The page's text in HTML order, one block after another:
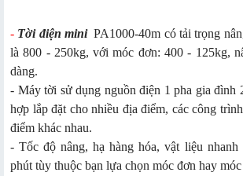
- Tời điện miniPA1000-40m có tải trọng
là 800 - 250kg, với móc đơn: 400 - 125kg,
dàng.
- Máy tời sử dụng nguồn điện 1 pha gia đình
hợp lắp đặt cho nhiều địa điểm, các công
điểm khác nhau.
- Tốc độ nâng, hạ hàng hóa, vật liệu
phút tùy thuộc bạn lựa chọn móc đơn hay